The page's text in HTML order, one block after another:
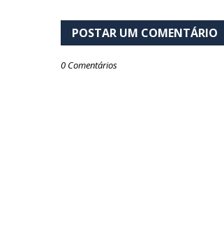
POSTAR UM COMENTÁRIO
0 Comentários